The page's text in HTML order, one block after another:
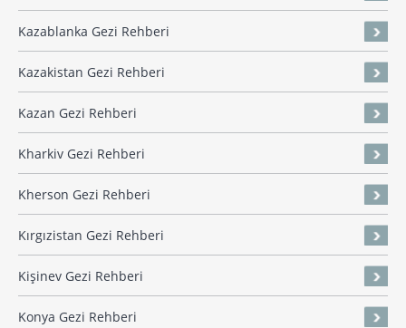
Kazablanka Gezi Rehberi
Kazakistan Gezi Rehberi
Kazan Gezi Rehberi
Kharkiv Gezi Rehberi
Kherson Gezi Rehberi
Kırgızistan Gezi Rehberi
Kişinev Gezi Rehberi
Konya Gezi Rehberi